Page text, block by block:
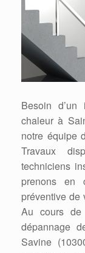
Besoin
chaleur à
notre équipe
Travaux
techniciens
prenons en
préventive de
Au cours de
dépannage
Savine